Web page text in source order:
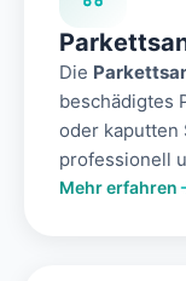
Die
beschädigtes
oder kaputten
professionell
Mehr erfahren